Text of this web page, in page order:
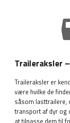
Traileraksler
Traileraksler er
være hvilke de
såsom
transport af dyr og